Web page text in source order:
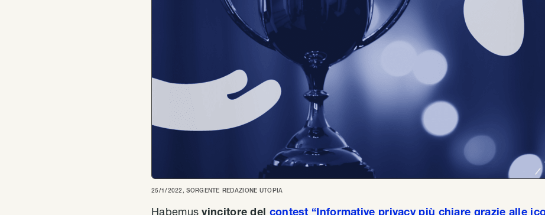
25/1/2022 , SORGENTE REDAZIONE UTOPIA
Habemusvincitore del contest “Informative privacy più chiare grazie alle